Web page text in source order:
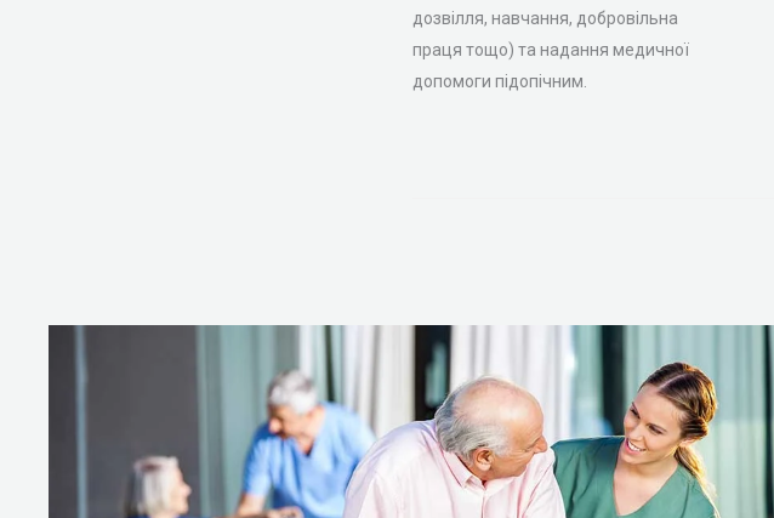
дозвілля, навчання, добровільна
праця тощо) та надання медичної
допомоги підопічним.